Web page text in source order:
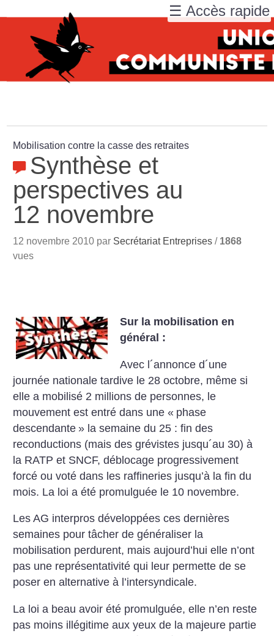
Mobilisation contre la casse des retraites
Synthèse et
perspectives au
12 novembre
12 novembre 2010 par Secrétariat Entreprises / 1868
vues
Sur la mobilisation en
général :
Avec l´annonce d´une
journée nationale tardive le 28 octobre, même si
elle a mobilisé 2 millions de personnes, le
mouvement est entré dans une « phase
descendante » la semaine du 25 : fin des
reconductions (mais des grévistes jusqu´au 30) à
la RATP et SNCF, déblocage progressivement
forcé ou voté dans les raffineries jusqu’à la fin du
mois. La loi a été promulguée le 10 novembre.
Les AG interpros développées ces dernières
semaines pour tâcher de généraliser la
mobilisation perdurent, mais aujourd’hui elle n’ont
pas une représentativité qui leur permette de se
poser en alternative à l’intersyndicale.
La loi a beau avoir été promulguée, elle n’en reste
pas moins illégitime aux yeux de la majeure partie
☰ Accès rapide